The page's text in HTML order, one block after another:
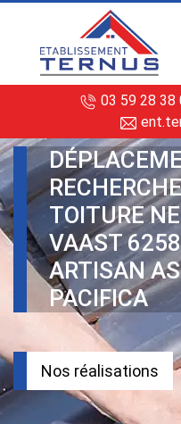
03 59 28 38
TOITURE
VAAST
ARTISAN
PACIFICA
Nos réalisations